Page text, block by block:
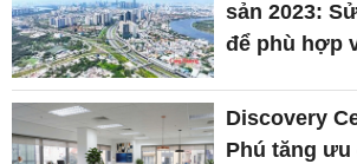
sản 2023:
để phù hợp
Discovery
Phú tăng